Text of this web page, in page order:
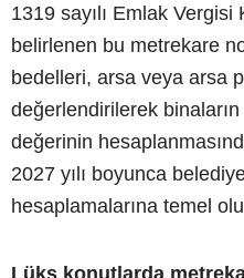
1319 sayılı Emlak Vergisi
belirlenen bu metrekare
bedelleri, arsa veya arsa
değerlendirilerek
değerinin
2027 yılı boyunca
hesaplamalarına temel
Lüks konutlarda